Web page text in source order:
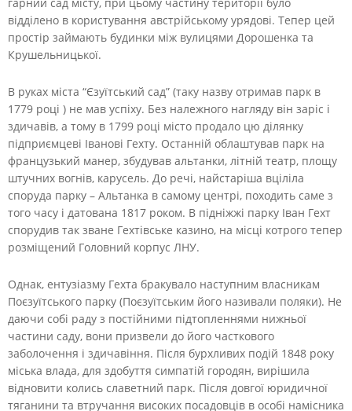
відділено в користування австрійському урядові. Тепер цей
простір займають будинки між вулицями Дорошенка та
Крушельницької.
В руках міста “Єзуїтський сад” (таку назву отримав парк в
1779 році ) не мав успіху. Без належного нагляду він заріс і
здичавів, а тому в 1799 році місто продало цю ділянку
підприємцеві Іванові Гехту. Останній облаштував парк на
французький манер, збудував альтанки, літній театр, площу
штучних вогнів, карусель. До речі, найстаріша вціліла
споруда парку – Альтанка в самому центрі, походить саме з
того часу і датована 1817 роком. В підніжжі парку Іван Гехт
спорудив так зване Гехтівське казино, на місці котрого тепер
розміщений Головний корпус ЛНУ.
Однак, ентузіазму Гехта бракувало наступним власникам
Поєзуїтського парку (Поєзуїтським його називали поляки). Не
даючи собі раду з постійними підтопленнями нижньої
частини саду, вони призвели до його часткового
заболочення і здичавіння. Після бурхливих подій 1848 року
міська влада, для здобуття симпатій городян, вирішила
відновити колись славетний парк. Після довгої юридичної
тяганини та втручання високих посадовців в особі намісника